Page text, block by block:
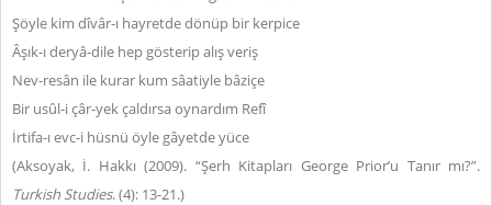
Şöyle kim dîvâr-ı hayretde dönüp bir kerpice
Âşık-ı deryâ-dile hep gösterip alış veriş
Nev-resân ile kurar kum sâatiyle bâziçe
Bir usûl-i çâr-yek çaldırsa oynardım Refî
İrtifa-ı evc-i hüsnü öyle gâyetde yüce
(Aksoyak, İ. Hakkı (2009). “Şerh Kitapları George Prior’u Tanır mı?”.
Turkish Studies. (4): 13-21.)